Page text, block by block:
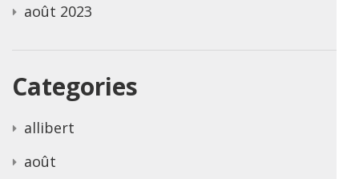
août 2023
Categories
allibert
août